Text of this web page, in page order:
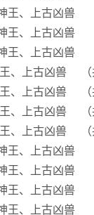
、上古凶兽
、上古凶兽 （
、上古凶兽
、上古凶兽 （
、上古凶兽 （
、上古凶兽 （
、上古凶兽 （
、上古凶兽 （
、上古凶兽
、上古凶兽 （
、上古凶兽 （